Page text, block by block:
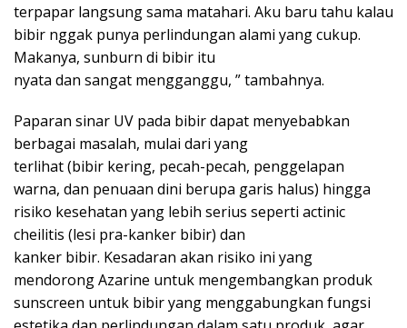
terpapar langsung sama matahari. Aku baru tahu kalau
bibir nggak punya perlindungan alami yang cukup.
Makanya, sunburn di bibir itu
nyata dan sangat mengganggu, ” tambahnya.
Paparan sinar UV pada bibir dapat menyebabkan
berbagai masalah, mulai dari yang
terlihat (bibir kering, pecah-pecah, penggelapan
warna, dan penuaan dini berupa garis halus) hingga
risiko kesehatan yang lebih serius seperti actinic
cheilitis (lesi pra-kanker bibir) dan
kanker bibir. Kesadaran akan risiko ini yang
mendorong Azarine untuk mengembangkan produk
sunscreen untuk bibir yang menggabungkan fungsi